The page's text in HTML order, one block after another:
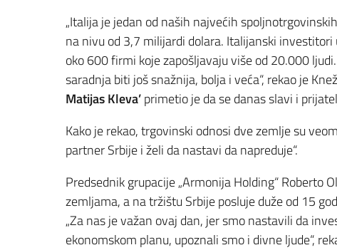
„Italija je jedan od naših najvećih
na nivu od 3,7 milijardi dolara. Italijanski
oko 600 firmi koje zapošljavaju više od 20.000
saradnja biti još snažnija, bolja i veća“, rekao je
Matijas Kleva’primetio je da se danas slavi i
Kako je rekao, trgovinski odnosi dve zemlje su
partner Srbije i želi da nastavi da napreduje“.
Predsednik grupacije „Armonija Holding“ Roberto
zemljama, a na tržištu Srbije posluje duže od 15
„Za nas je važan ovaj dan, jer smo nastavili da
ekonomskom planu, upoznali smo i divne ljude“,